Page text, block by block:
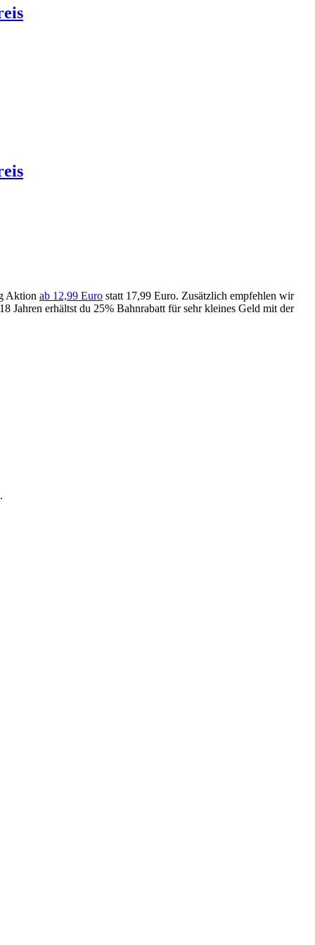
Aktion ab 12,99 Euro statt 17,99 Euro. Zusätzlich empfehlen wir
Jahren erhältst du 25% Bahnrabatt für sehr kleines Geld mit der